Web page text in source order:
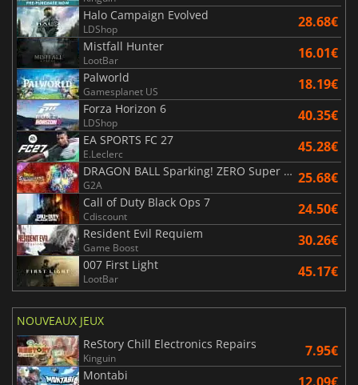
Halo Campaign Evolved
LDShop 28.68€
Mistfall Hunter
LootBar 16.01€
Palworld
Gamesplanet US 18.19€
Forza Horizon 6
LDShop 40.35€
EA SPORTS FC 27
E.Leclerc 45.28€
DRAGON BALL Sparking! ZERO Super Limit Breaking NEO
G2A 25.68€
Call of Duty Black Ops 7
Cdiscount 24.50€
Resident Evil Requiem
Game Boost 30.26€
007 First Light
LootBar 45.17€
NOUVEAUX JEUX
ReStory Chill Electronics Repairs
Kinguin 7.95€
Montabi